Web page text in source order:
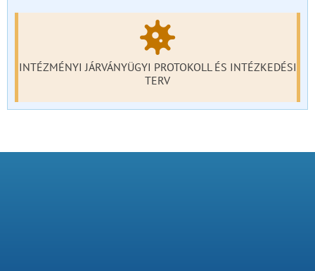
INTÉZMÉNYI JÁRVÁNYÜGYI PROTOKOLL ÉS INTÉZKEDÉSI
TERV